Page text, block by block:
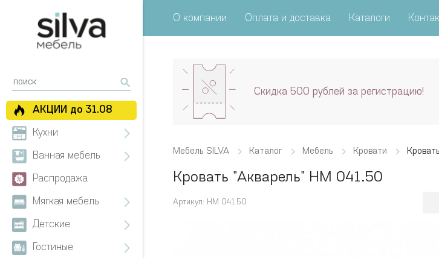
О компании Оплата и доставка Каталоги
АКЦИИ до 31.08
Кухни
Ванная мебель
Распродажа
Мягкая мебель
Детские
Гостиные
Скидка 500 рублей за регистрацию!
Мебель SILVA Каталог Мебель Кровати
Кровать "Акварель" НМ 041.50
Артикул: НМ 041.50